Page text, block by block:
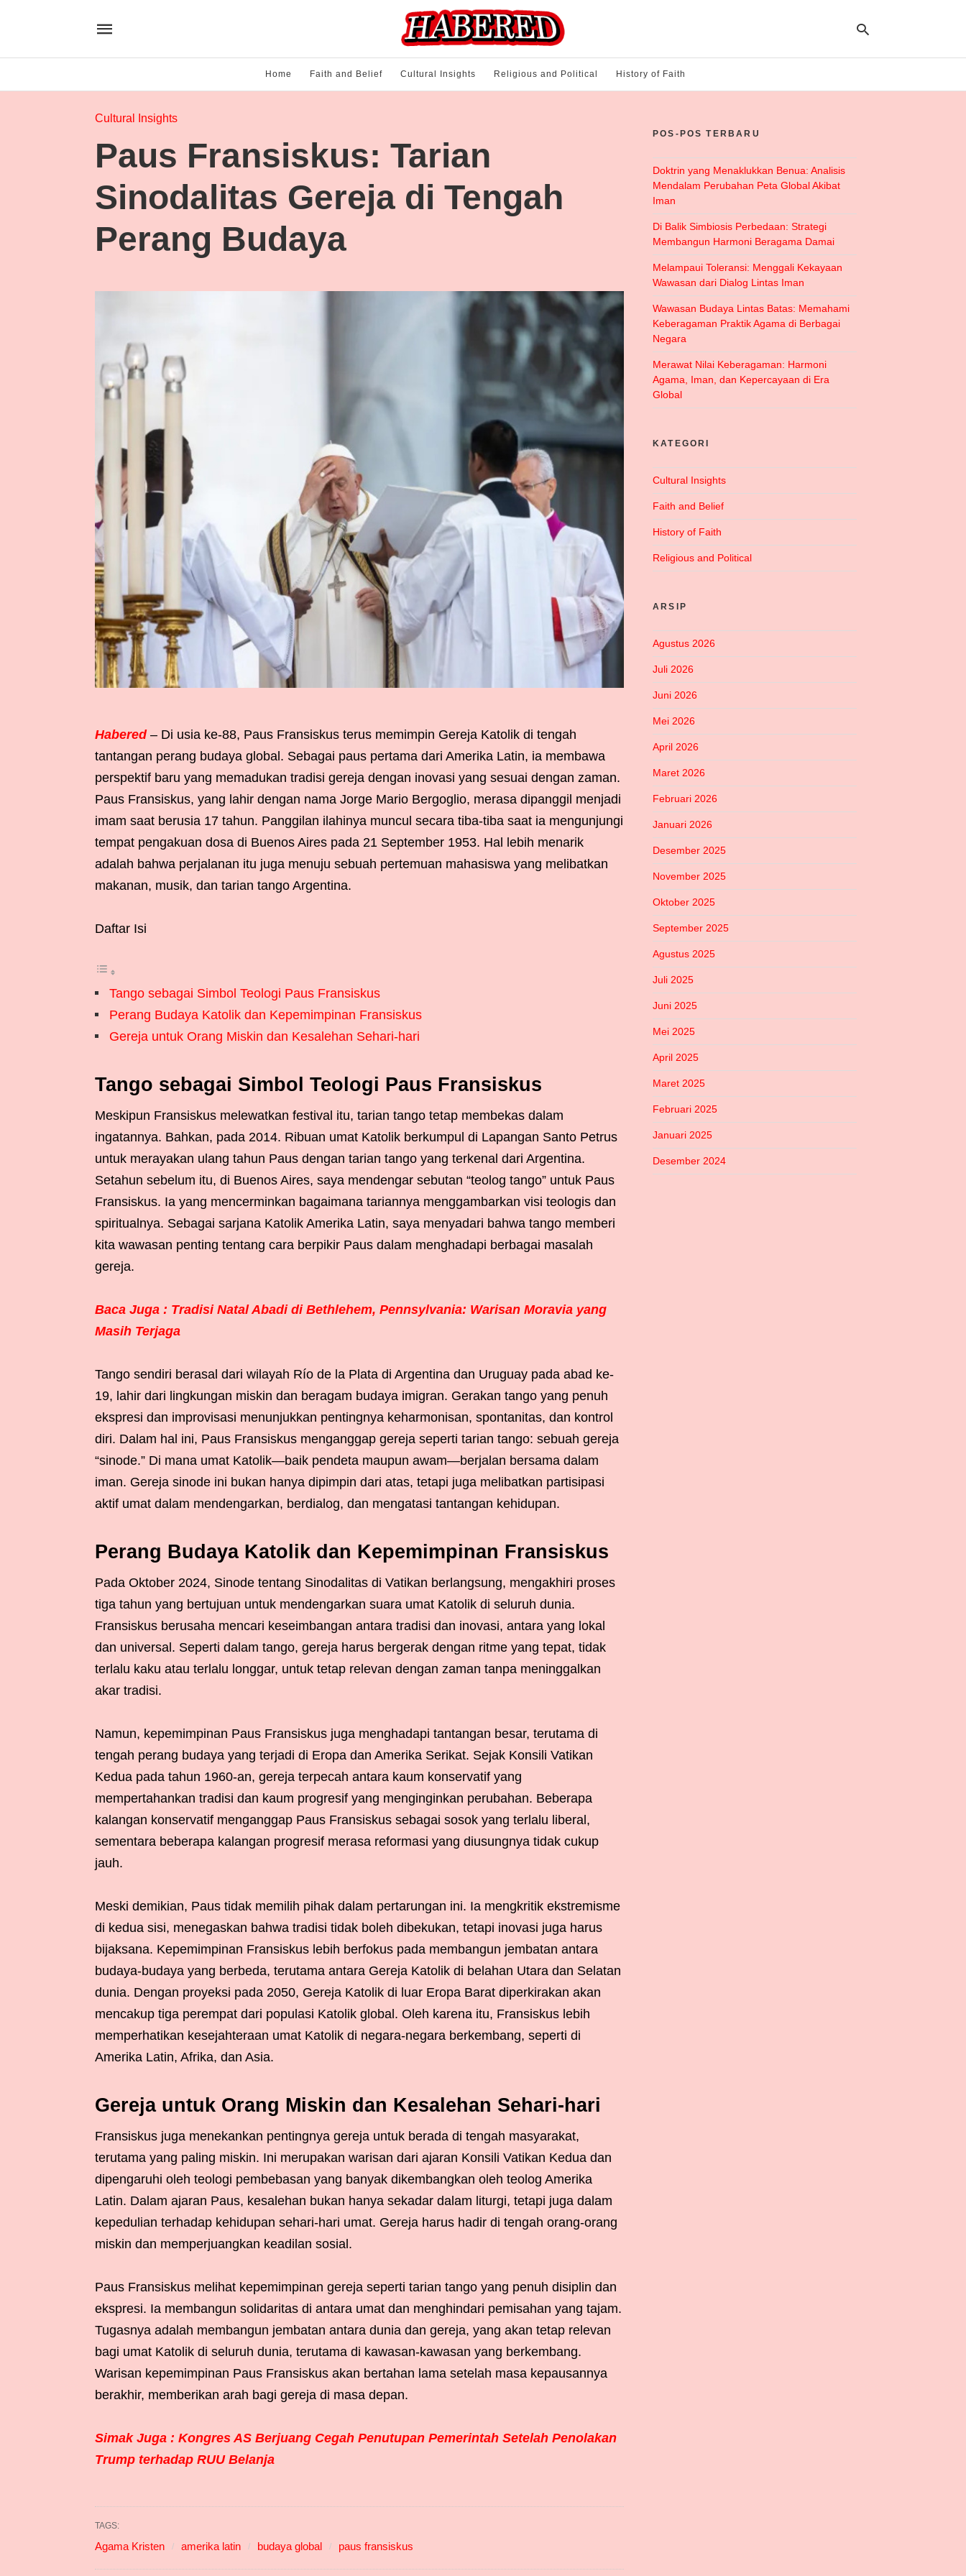
Home Faith and Belief Cultural Insights Religious and Political History of Faith
Cultural Insights
Paus Fransiskus: Tarian
Sinodalitas Gereja di Tengah
Perang Budaya
Habered– Di usia ke-88, Paus Fransiskus terus memimpin Gereja Katolik di tengah
tantangan perang budaya global. Sebagai paus pertama dari Amerika Latin, ia membawa
perspektif baru yang memadukan tradisi gereja dengan inovasi yang sesuai dengan zaman.
Paus Fransiskus, yang lahir dengan nama Jorge Mario Bergoglio, merasa dipanggil menjadi
imam saat berusia 17 tahun. Panggilan ilahinya muncul secara tiba-tiba saat ia mengunjungi
tempat pengakuan dosa di Buenos Aires pada 21 September 1953. Hal lebih menarik
adalah bahwa perjalanan itu juga menuju sebuah pertemuan mahasiswa yang melibatkan
makanan, musik, dan tarian tango Argentina.
Daftar Isi
Tango sebagai Simbol Teologi Paus Fransiskus
Perang Budaya Katolik dan Kepemimpinan Fransiskus
Gereja untuk Orang Miskin dan Kesalehan Sehari-hari
Tango sebagai Simbol Teologi Paus Fransiskus
Meskipun Fransiskus melewatkan festival itu, tarian tango tetap membekas dalam
ingatannya. Bahkan, pada 2014. Ribuan umat Katolik berkumpul di Lapangan Santo Petrus
untuk merayakan ulang tahun Paus dengan tarian tango yang terkenal dari Argentina.
Setahun sebelum itu, di Buenos Aires, saya mendengar sebutan “teolog tango” untuk Paus
Fransiskus. Ia yang mencerminkan bagaimana tariannya menggambarkan visi teologis dan
spiritualnya. Sebagai sarjana Katolik Amerika Latin, saya menyadari bahwa tango memberi
kita wawasan penting tentang cara berpikir Paus dalam menghadapi berbagai masalah
gereja.
Baca Juga : Tradisi Natal Abadi di Bethlehem, Pennsylvania: Warisan Moravia yang
Masih Terjaga
Tango sendiri berasal dari wilayah Río de la Plata di Argentina dan Uruguay pada abad ke-
19, lahir dari lingkungan miskin dan beragam budaya imigran. Gerakan tango yang penuh
ekspresi dan improvisasi menunjukkan pentingnya keharmonisan, spontanitas, dan kontrol
diri. Dalam hal ini, Paus Fransiskus menganggap gereja seperti tarian tango: sebuah gereja
“sinode.” Di mana umat Katolik—baik pendeta maupun awam—berjalan bersama dalam
iman. Gereja sinode ini bukan hanya dipimpin dari atas, tetapi juga melibatkan partisipasi
aktif umat dalam mendengarkan, berdialog, dan mengatasi tantangan kehidupan.
Perang Budaya Katolik dan Kepemimpinan Fransiskus
Pada Oktober 2024, Sinode tentang Sinodalitas di Vatikan berlangsung, mengakhiri proses
tiga tahun yang bertujuan untuk mendengarkan suara umat Katolik di seluruh dunia.
Fransiskus berusaha mencari keseimbangan antara tradisi dan inovasi, antara yang lokal
dan universal. Seperti dalam tango, gereja harus bergerak dengan ritme yang tepat, tidak
terlalu kaku atau terlalu longgar, untuk tetap relevan dengan zaman tanpa meninggalkan
akar tradisi.
Namun, kepemimpinan Paus Fransiskus juga menghadapi tantangan besar, terutama di
tengah perang budaya yang terjadi di Eropa dan Amerika Serikat. Sejak Konsili Vatikan
Kedua pada tahun 1960-an, gereja terpecah antara kaum konservatif yang
mempertahankan tradisi dan kaum progresif yang menginginkan perubahan. Beberapa
kalangan konservatif menganggap Paus Fransiskus sebagai sosok yang terlalu liberal,
sementara beberapa kalangan progresif merasa reformasi yang diusungnya tidak cukup
jauh.
Meski demikian, Paus tidak memilih pihak dalam pertarungan ini. Ia mengkritik ekstremisme
di kedua sisi, menegaskan bahwa tradisi tidak boleh dibekukan, tetapi inovasi juga harus
bijaksana. Kepemimpinan Fransiskus lebih berfokus pada membangun jembatan antara
budaya-budaya yang berbeda, terutama antara Gereja Katolik di belahan Utara dan Selatan
dunia. Dengan proyeksi pada 2050, Gereja Katolik di luar Eropa Barat diperkirakan akan
mencakup tiga perempat dari populasi Katolik global. Oleh karena itu, Fransiskus lebih
memperhatikan kesejahteraan umat Katolik di negara-negara berkembang, seperti di
Amerika Latin, Afrika, dan Asia.
Gereja untuk Orang Miskin dan Kesalehan Sehari-hari
Fransiskus juga menekankan pentingnya gereja untuk berada di tengah masyarakat,
terutama yang paling miskin. Ini merupakan warisan dari ajaran Konsili Vatikan Kedua dan
dipengaruhi oleh teologi pembebasan yang banyak dikembangkan oleh teolog Amerika
Latin. Dalam ajaran Paus, kesalehan bukan hanya sekadar dalam liturgi, tetapi juga dalam
kepedulian terhadap kehidupan sehari-hari umat. Gereja harus hadir di tengah orang-orang
miskin dan memperjuangkan keadilan sosial.
Paus Fransiskus melihat kepemimpinan gereja seperti tarian tango yang penuh disiplin dan
ekspresi. Ia membangun solidaritas di antara umat dan menghindari pemisahan yang tajam.
Tugasnya adalah membangun jembatan antara dunia dan gereja, yang akan tetap relevan
bagi umat Katolik di seluruh dunia, terutama di kawasan-kawasan yang berkembang.
Warisan kepemimpinan Paus Fransiskus akan bertahan lama setelah masa kepausannya
berakhir, memberikan arah bagi gereja di masa depan.
Simak Juga : Kongres AS Berjuang Cegah Penutupan Pemerintah Setelah Penolakan
Trump terhadap RUU Belanja
TAGS:
Agama Kristen amerika latin budaya global paus fransiskus
POS-POS TERBARU
Doktrin yang Menaklukkan Benua: Analisis
Mendalam Perubahan Peta Global Akibat
Iman
Di Balik Simbiosis Perbedaan: Strategi
Membangun Harmoni Beragama Damai
Melampaui Toleransi: Menggali Kekayaan
Wawasan dari Dialog Lintas Iman
Wawasan Budaya Lintas Batas: Memahami
Keberagaman Praktik Agama di Berbagai
Negara
Merawat Nilai Keberagaman: Harmoni
Agama, Iman, dan Kepercayaan di Era
Global
KATEGORI
Cultural Insights
Faith and Belief
History of Faith
Religious and Political
ARSIP
Agustus 2026
Juli 2026
Juni 2026
Mei 2026
April 2026
Maret 2026
Februari 2026
Januari 2026
Desember 2025
November 2025
Oktober 2025
September 2025
Agustus 2025
Juli 2025
Juni 2025
Mei 2025
April 2025
Maret 2025
Februari 2025
Januari 2025
Desember 2024